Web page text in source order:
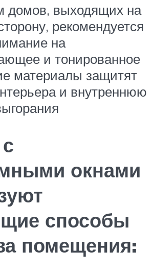
домов, выходящих на
рекомендуется
на
и тонированное
материалы защитят
и внутреннюю
окнами
способы
помещения: